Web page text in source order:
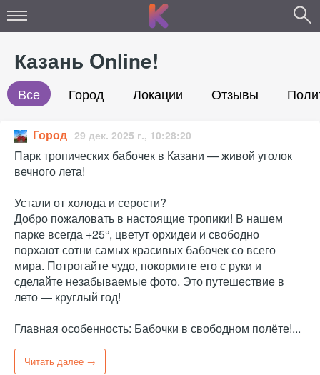
Казань Online!
Все Город Локации Отзывы
Город 29 дек. 2025 г., 10:28:20
Парк тропических бабочек в Казани — живой уголок
вечного лета!
Устали от холода и серости?
Добро пожаловать в настоящие тропики! В нашем
парке всегда +25°, цветут орхидеи и свободно
порхают сотни самых красивых бабочек со всего
мира. Потрогайте чудо, покормите его с руки и
сделайте незабываемые фото. Это путешествие в
лето — круглый год!
Главная особенность: Бабочки в свободном полёте!...
Читать далее →